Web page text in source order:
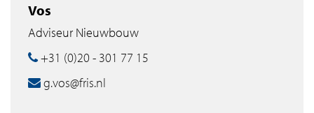
Unwind & rewind!
Amstelveen. De woningen hebben gezamenlijk een
heerlijk groen park met een grootte van meer dan twee
Vos
Adviseur Nieuwbouw
+31 (0)20 - 301 77 15
g.vos@fris.nl